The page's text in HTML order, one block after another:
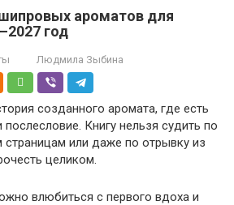
ароматов для
год
Людмила Зыбина
созданного аромата, где есть
Книгу нельзя судить по
или даже по отрывку из
целиком.
влюбиться с первого вдоха и